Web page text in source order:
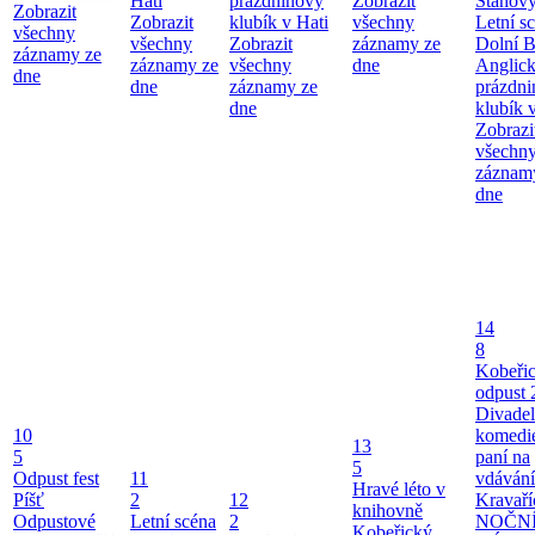
Zobrazit
všechny
záznamy ze
dne
Zobrazit
všechny
záznamy ze
dne
klubík v Hati
Zobrazit
všechny
záznamy ze
dne
všechny
záznamy ze
dne
Letní
Dolní
klubík
dne
10
5
Odpust fest
Píšť
Odpustové
11
2
Letní scéna
12
2
13
5
Hravé léto v
knihovně
14
8
odpust
paní na